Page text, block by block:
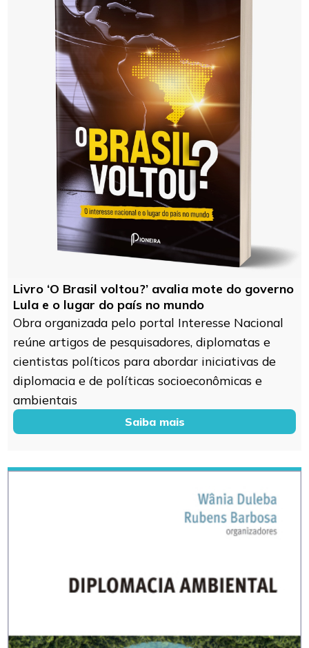
Livro ‘O Brasil voltou?’ avalia mote do governo
Lula e o lugar do país no mundo
Obra organizada pelo portal Interesse Nacional
reúne artigos de pesquisadores, diplomatas e
cientistas políticos para abordar iniciativas de
diplomacia e de políticas socioeconômicas e
ambientais
Saiba mais